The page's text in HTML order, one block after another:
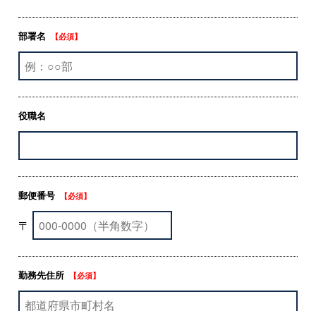
部署名 【必須】
役職名
郵便番号 【必須】
〒
勤務先住所 【必須】